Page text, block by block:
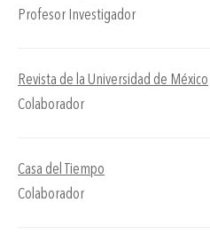
Profesor Investigador
Revista de la Universidad de México
Colaborador
Casa del Tiempo
Colaborador